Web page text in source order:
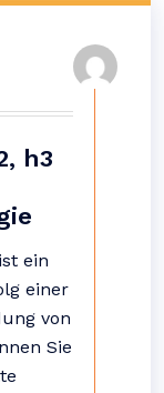
h3
ein
einer
von
Sie